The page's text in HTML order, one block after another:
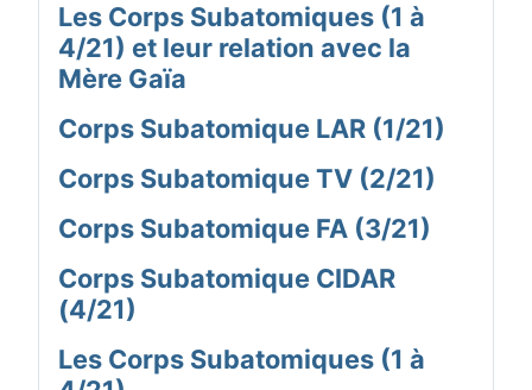
Les Corps Subatomiques (1 à
4/21) et leur relation avec la
Mère Gaïa
Corps Subatomique LAR (1/21)
Corps Subatomique TV (2/21)
Corps Subatomique FA (3/21)
Corps Subatomique CIDAR
(4/21)
Les Corps Subatomiques (1 à